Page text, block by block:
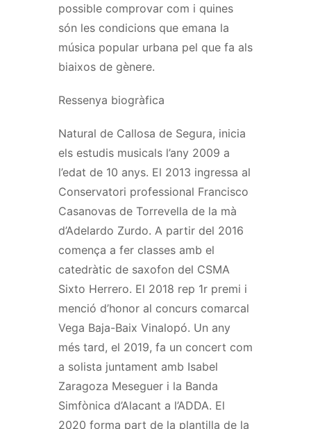
possible comprovar com i quines
són les condicions que emana la
música popular urbana pel que fa als
biaixos de gènere.
Ressenya biogràfica
Natural de Callosa de Segura, inicia
els estudis musicals l’any 2009 a
l’edat de 10 anys. El 2013 ingressa al
Conservatori professional Francisco
Casanovas de Torrevella de la mà
d’Adelardo Zurdo. A partir del 2016
comença a fer classes amb el
catedràtic de saxofon del CSMA
Sixto Herrero. El 2018 rep 1r premi i
menció d’honor al concurs comarcal
Vega Baja-Baix Vinalopó. Un any
més tard, el 2019, fa un concert com
a solista juntament amb Isabel
Zaragoza Meseguer i la Banda
Simfònica d’Alacant a l’ADDA. El
2020 forma part de la plantilla de la